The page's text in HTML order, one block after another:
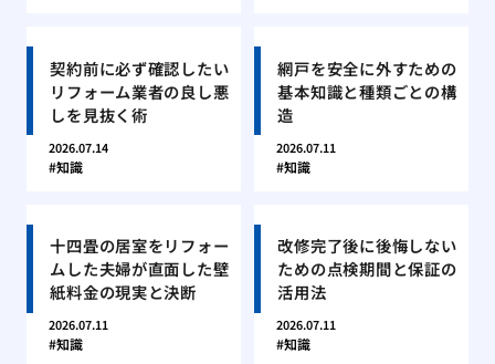
契約前に必ず確認したい
リフォーム業者の良し悪
しを見抜く術
2026.07.14
知識
網戸を安全に外すための
基本知識と種類ごとの構
造
2026.07.11
知識
十四畳の居室をリフォー
ムした夫婦が直面した壁
紙料金の現実と決断
2026.07.11
知識
改修完了後に後悔しない
ための点検期間と保証の
活用法
2026.07.11
知識